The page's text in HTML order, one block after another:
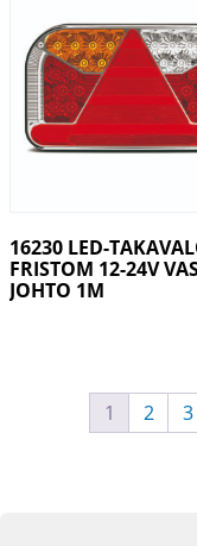
16230 LED-
FRISTOM 12-24V
JOHTO 1M
1 2 3